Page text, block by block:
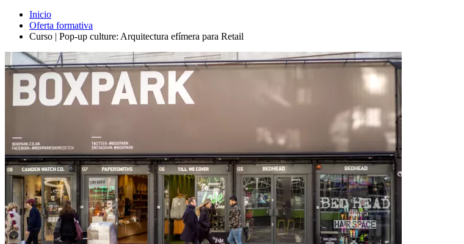
Inicio
Oferta formativa
Curso | Pop-up culture: Arquitectura efímera para Retail